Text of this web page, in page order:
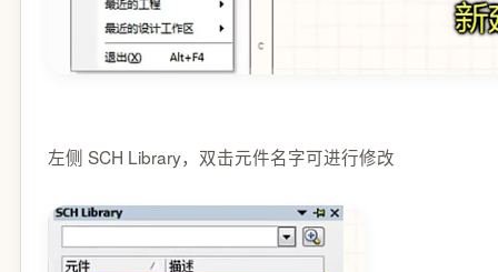
左侧 SCH Library，双击元件名字可进行修改